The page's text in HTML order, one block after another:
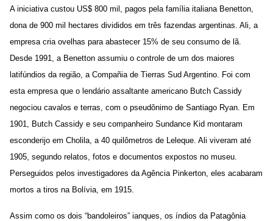
A iniciativa custou US$ 800 mil, pagos pela família italiana Benetton,
dona de 900 mil hectares divididos em três fazendas argentinas. Ali, a
empresa cria ovelhas para abastecer 15% de seu consumo de lã.
Desde 1991, a Benetton assumiu o controle de um dos maiores
latifúndios da região, a Compañia de Tierras Sud Argentino. Foi com
esta empresa que o lendário assaltante americano Butch Cassidy
negociou cavalos e terras, com o pseudônimo de Santiago Ryan. Em
1901, Butch Cassidy e seu companheiro Sundance Kid montaram
esconderijo em Cholila, a 40 quilômetros de Leleque. Ali viveram até
1905, segundo relatos, fotos e documentos expostos no museu.
Perseguidos pelos investigadores da Agência Pinkerton, eles acabaram
mortos a tiros na Bolívia, em 1915.
Assim como os dois “bandoleiros” ianques, os índios da Patagônia